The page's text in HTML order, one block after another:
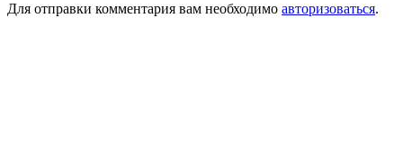
Для отправки комментария вам необходимо авторизоваться.